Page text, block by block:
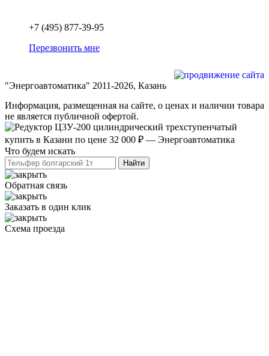
+7 (495) 877-39-95
Перезвонить мне
"Энергоавтоматика" 2011-2026, Казань
Информация, размещенная на сайте, о ценах и наличии товара
не является публичной офертой.
Что будем искать
Обратная связь
Заказать в один клик
Схема проезда